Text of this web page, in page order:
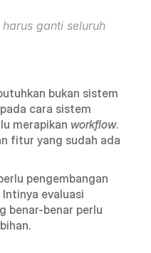
ganti seluruh
bukan sistem
cara sistem
merapikan workflow.
fitur yang sudah ada
pengembangan
evaluasi
benar-benar perlu